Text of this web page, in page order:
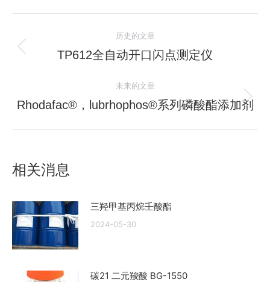
章
航
历史的文章
历
的
文
TP612全自动开口闪点测定仪
未来的文章
未
Rhodafac®，lubrhophos®系列磷酸酯添加剂
相关消息
三羟甲基丙烷壬酸酯
2024-05-30
碳21 二元羧酸 BG-1550